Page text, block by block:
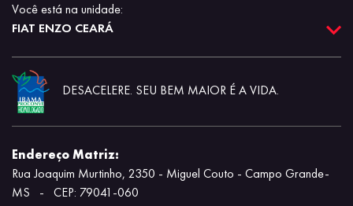
Você está na unidade:
FIAT ENZO CEARÁ
DESACELERE. SEU BEM MAIOR É A VIDA.
Endereço Matriz:
Rua Joaquim Murtinho, 2350 - Miguel Couto - Campo Grande-
MS
- CEP: 79041-060